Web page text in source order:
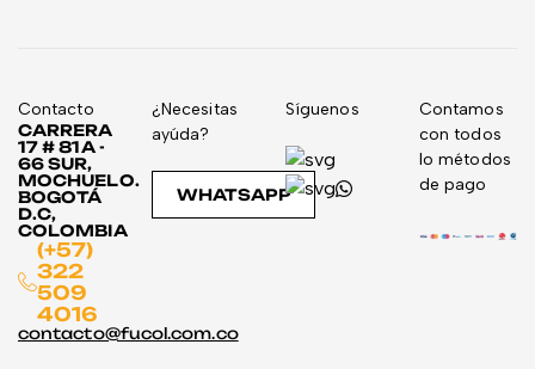
Contacto
CARRERA
17 # 81A -
66 SUR,
MOCHUELO.
BOGOTÁ
D.C,
COLOMBIA
(+57)
322
509
4016
contacto@fucol.com.co
¿Necesitas
ayúda?
WHATSAPP
Síguenos
Contamos
con todos
lo métodos
de pago